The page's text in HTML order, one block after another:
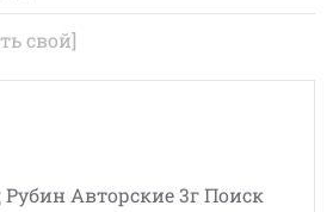
свой]
Авторские 3г Поиск